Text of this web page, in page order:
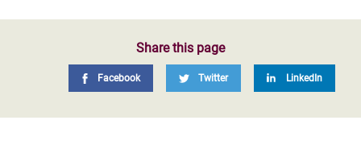
Share this page
Facebook Twitter LinkedIn